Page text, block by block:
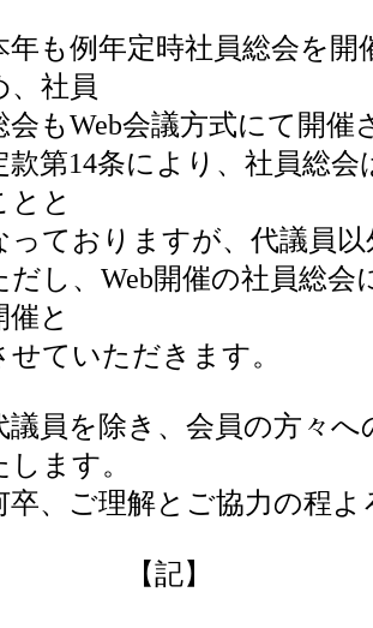
年も例年定時社員総会を
、社員
会もWeb会議方式にて開
款第14条により、社員総
とと
っておりますが、代議員
だし、Web開催の社員総
催と
せていただきます。
議員を除き、会員の方々
します。
卒、ご理解とご協力の程
記】